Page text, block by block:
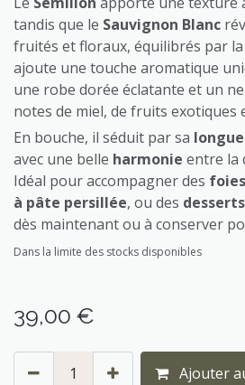
tandis que le Sauvignon Blanc
fruités et floraux, équilibrés par la
ajoute une touche aromatique
une robe dorée éclatante et un
notes de miel, de fruits exotiques
En bouche, il séduit par sa
avec une belle harmonie entre la
Idéal pour accompagner des
à pâte persillée, ou des
dès maintenant ou à conserver
Dans la limite des stocks disponibles
39,00 €
Ajouter